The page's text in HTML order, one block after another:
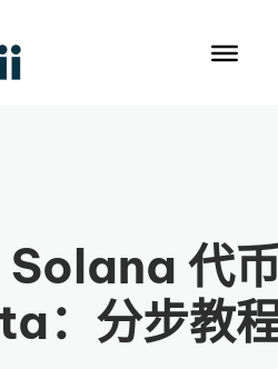
Solana 代
：分步教